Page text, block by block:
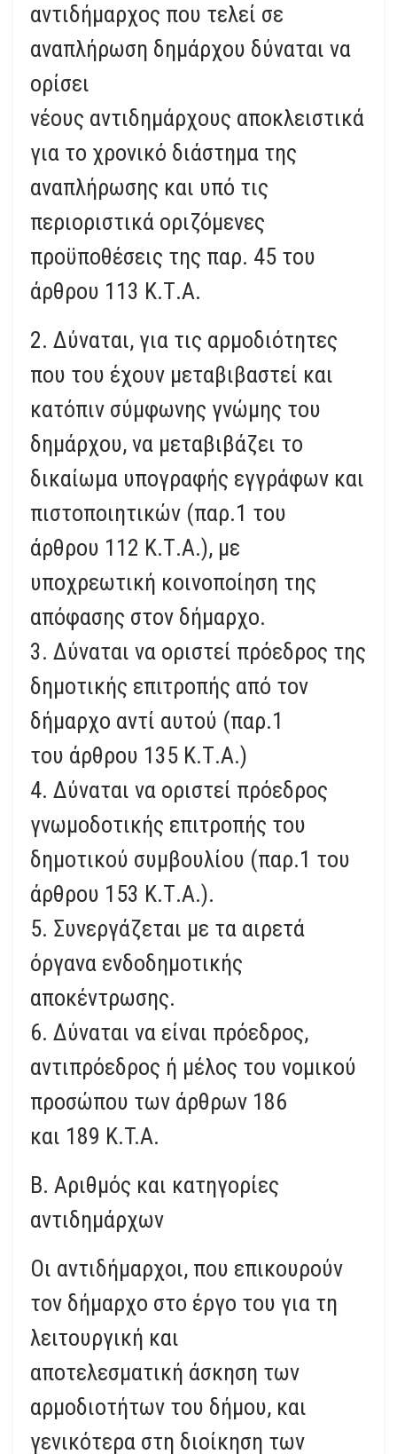
αντιδήμαρχος που τελεί σε
αναπλήρωση δημάρχου δύναται να
ορίσει
νέους αντιδημάρχους αποκλειστικά
για το χρονικό διάστημα της
αναπλήρωσης και υπό τις
περιοριστικά οριζόμενες
προϋποθέσεις της παρ. 45 του
άρθρου 113 Κ.Τ.Α.
2. Δύναται, για τις αρμοδιότητες
που του έχουν μεταβιβαστεί και
κατόπιν σύμφωνης γνώμης του
δημάρχου, να μεταβιβάζει το
δικαίωμα υπογραφής εγγράφων και
πιστοποιητικών (παρ.1 του
άρθρου 112 Κ.Τ.Α.), με
υποχρεωτική κοινοποίηση της
απόφασης στον δήμαρχο.
3. Δύναται να οριστεί πρόεδρος της
δημοτικής επιτροπής από τον
δήμαρχο αντί αυτού (παρ.1
του άρθρου 135 Κ.Τ.Α.)
4. Δύναται να οριστεί πρόεδρος
γνωμοδοτικής επιτροπής του
δημοτικού συμβουλίου (παρ.1 του
άρθρου 153 Κ.Τ.Α.).
5. Συνεργάζεται με τα αιρετά
όργανα ενδοδημοτικής
αποκέντρωσης.
6. Δύναται να είναι πρόεδρος,
αντιπρόεδρος ή μέλος του νομικού
προσώπου των άρθρων 186
και 189 K.T.A.
Β. Αριθμός και κατηγορίες
αντιδημάρχων
Οι αντιδήμαρχοι, που επικουρούν
τον δήμαρχο στο έργο του για τη
λειτουργική και
αποτελεσματική άσκηση των
αρμοδιοτήτων του δήμου, και
γενικότερα στη διοίκηση των